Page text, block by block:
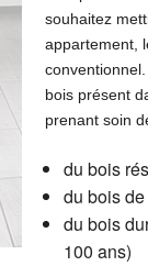
souhaitez
appartement,
bois présent
prenant soin
du bois
du bois
du bois
100 ans)